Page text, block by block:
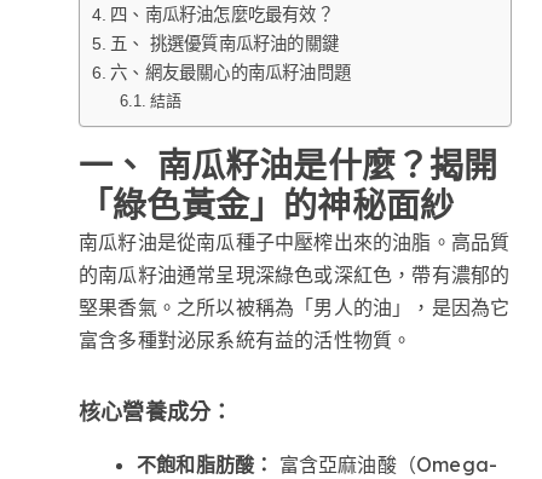
四、南瓜籽油怎麼吃最有效？
五、 挑選優質南瓜籽油的關鍵
六、網友最關心的南瓜籽油問題
結語
一、 南瓜籽油是什麼？揭開
「綠色黃金」的神秘面紗
南瓜籽油是從南瓜種子中壓榨出來的油脂。高品質
的南瓜籽油通常呈現深綠色或深紅色，帶有濃郁的
堅果香氣。之所以被稱為「男人的油」，是因為它
富含多種對泌尿系統有益的活性物質。
核心營養成分：
不飽和脂肪酸： 富含亞麻油酸（Omega-